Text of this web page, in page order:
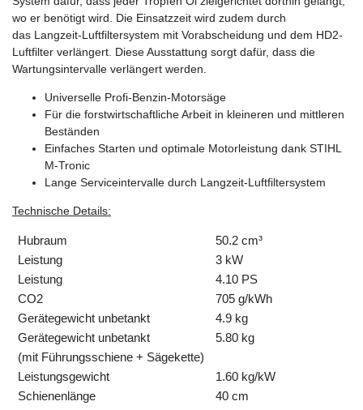
wo er benötigt wird. Die Einsatzzeit wird zudem durch
das Langzeit-Luftfiltersystem mit Vorabscheidung und dem HD2-
Luftfilter verlängert. Diese Ausstattung sorgt dafür, dass die
Wartungsintervalle verlängert werden.
Universelle Profi-Benzin-Motorsäge
Für die forstwirtschaftliche Arbeit in kleineren und mittleren
Beständen
Einfaches Starten und optimale Motorleistung dank STIHL
M-Tronic
Lange Serviceintervalle durch Langzeit-Luftfiltersystem
Technische Details:
Hubraum
50.2 cm³
Leistung
3 kW
Leistung
4.10 PS
CO2
705 g/kWh
Gerätegewicht unbetankt
4.9 kg
Gerätegewicht unbetankt
(mit Führungsschiene + Sägekette)
5.80 kg
Leistungsgewicht
1.60 kg/kW
Schienenlänge
40 cm